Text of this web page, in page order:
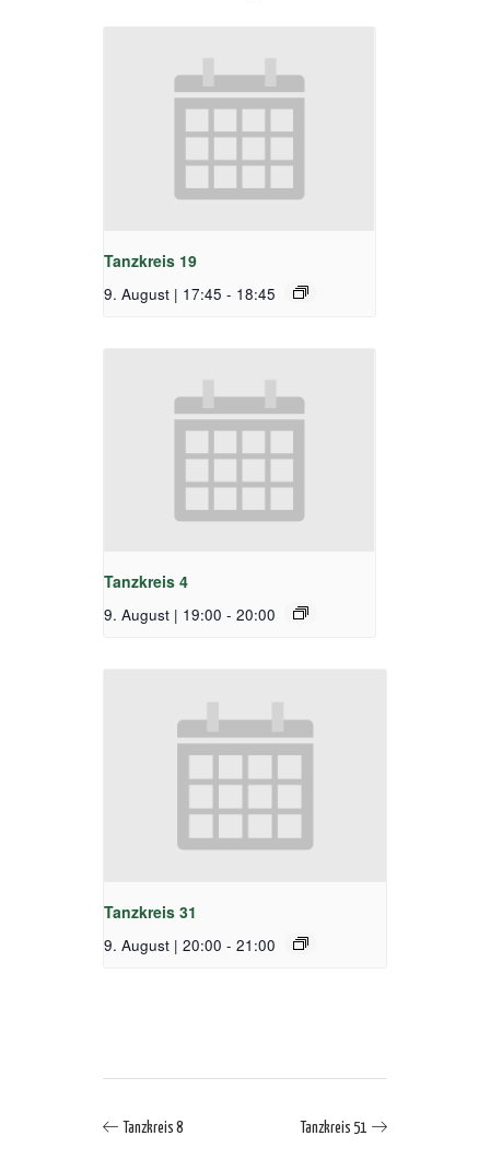
Tanzkreis 19
9. August | 17:45 - 18:45
Tanzkreis 4
9. August | 19:00 - 20:00
Tanzkreis 31
9. August | 20:00 - 21:00
Tanzkreis 8 Tanzkreis 51